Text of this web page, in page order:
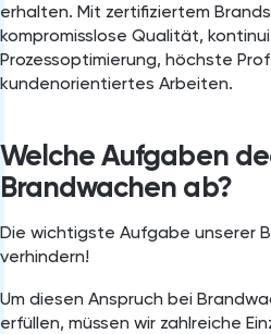
erhalten. Mit zertifiziertem
kompromisslose Qualität,
Prozessoptimierung, höchste
kundenorientiertes Arbeiten.
Welche Aufgaben
Brandwachen ab?
Die wichtigste Aufgabe unserer
verhindern!
Um diesen Anspruch bei
erfüllen, müssen wir zahlreiche